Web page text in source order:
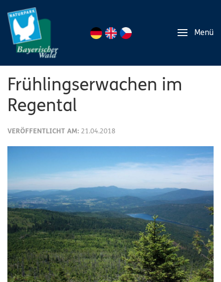
Menü
Frühlingserwachen im
Regental
VERÖFFENTLICHT AM: 21.04.2018